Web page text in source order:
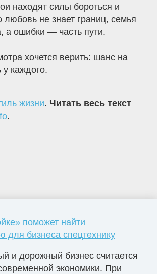
находят силы бороться и
любовь не знает границ, семья
а ошибки — часть пути.
хочется верить: шанс на
у каждого.
жизни. Читать весь текст
.
поможет найти
для бизнеса спецтехнику
и дорожный бизнес считается
экономики. При